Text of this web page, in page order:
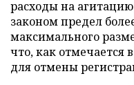
расходы на
законом предел
максимального
что, как отмечается
для отмены